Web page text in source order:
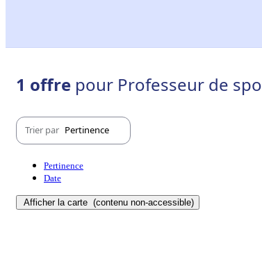
1 offre pour Professeur de
Trier par Pertinence
Pertinence
Date
Afficher la carte (contenu non-accessible)